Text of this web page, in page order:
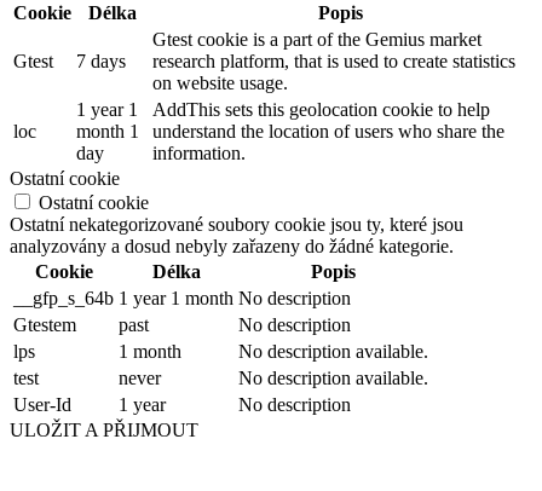
Cookie
Délka Popis
Gtest 7 days
Gtest cookie is a part of the Gemius market
research platform, that is used to create statistics
on website usage.
loc
1 year 1
month 1
day
AddThis sets this geolocation cookie to help
understand the location of users who share the
information.
Ostatní cookie
Ostatní cookie
Ostatní nekategorizované soubory cookie jsou ty, které jsou
analyzovány a dosud nebyly zařazeny do žádné kategorie.
Cookie
Délka
Popis
__gfp_s_64b 1 year 1 month No description
Gtestem
past
No description
lps
1 month
No description available.
test
never
No description available.
User-Id
1 year
No description
ULOŽIT A PŘIJMOUT